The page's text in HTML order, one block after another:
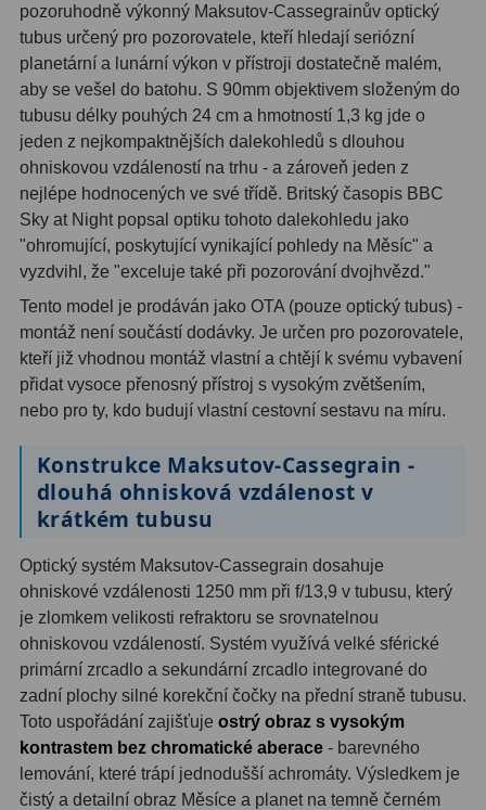
Hledáčky28
Optické hledáčky 15
Red Dot hledáčky6
Sluneční hledáčky3
Úchyty a držáky hledáčků 4
Příslušenství 54
Redukce 1,25" a 2"17
Svítilny5
Čištění28
Ostatní1
Azimutální AZ5
Paralaktické EQ 19
Fotografické montáže5
Stativy a pilíře
Objímky 10
pozoruhodně výkonný Maksutov-Cassegrainův optický
tubus určený pro pozorovatele, kteří hledají seriózní
planetární a lunární výkon v přístroji dostatečně malém,
aby se vešel do batohu. S 90mm objektivem složeným do
tubusu délky pouhých 24 cm a hmotností 1,3 kg jde o
jeden z nejkompaktnějších dalekohledů s dlouhou
ohniskovou vzdáleností na trhu - a zároveň jeden z
nejlépe hodnocených ve své třídě. Britský časopis BBC
Sky at Night popsal optiku tohoto dalekohledu jako
"ohromující, poskytující vynikající pohledy na Měsíc" a
vyzdvihl, že "exceluje také při pozorování dvojhvězd."
Tento model je prodáván jako OTA (pouze optický tubus) -
montáž není součástí dodávky. Je určen pro pozorovatele,
kteří již vhodnou montáž vlastní a chtějí k svému vybavení
přidat vysoce přenosný přístroj s vysokým zvětšením,
nebo pro ty, kdo budují vlastní cestovní sestavu na míru.
Konstrukce Maksutov-Cassegrain -
dlouhá ohnisková vzdálenost v
krátkém tubusu
Optický systém Maksutov-Cassegrain dosahuje
ohniskové vzdálenosti 1250 mm při f/13,9 v tubusu, který
je zlomkem velikosti refraktoru se srovnatelnou
ohniskovou vzdáleností. Systém využívá velké sférické
primární zrcadlo a sekundární zrcadlo integrované do
zadní plochy silné korekční čočky na přední straně tubusu.
Toto uspořádání zajišťuje ostrý obraz s vysokým
kontrastem bez chromatické aberace - barevného
lemování, které trápí jednodušší achromáty. Výsledkem je
čistý a detailní obraz Měsíce a planet na temně černém